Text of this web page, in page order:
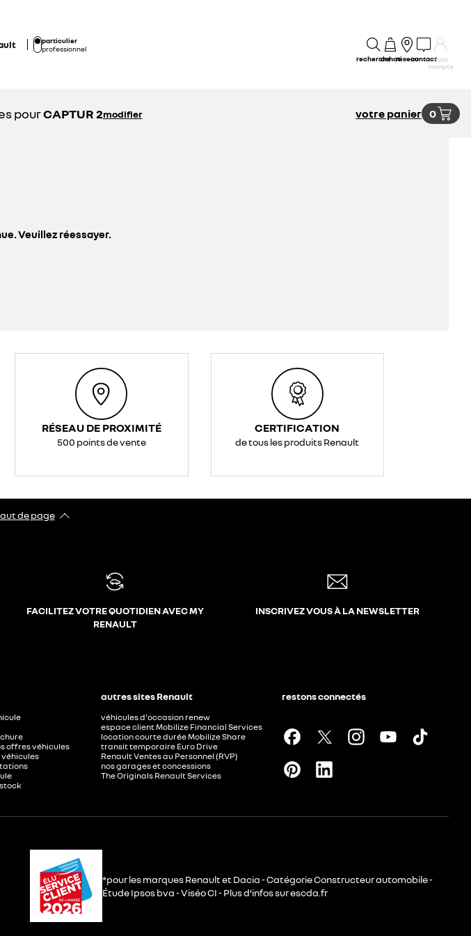
particulier
professionnel
rechercheachatréseaucontactmon
compte
pourCAPTUR 2modifier votre panier 0
Veuillez réessayer.
RÉSEAU DE PROXIMITÉ
500 points de vente
CERTIFICATION
de tous les produits Renault
de page​
FACILITEZ VOTRE QUOTIDIEN AVEC MY
RENAULT
INSCRIVEZ VOUS À LA NEWSLETTER
offres véhicules
autres sites Renault
véhicules d'occasion renew
espace client Mobilize Financial Services
location courte durée Mobilize Share
transit temporaire Euro Drive
Renault Ventes au Personnel (RVP)
nos garages et concessions
The Originals Renault Services
restons connectés
*pour les marques Renault et Dacia - Catégorie Constructeur automobile -
Étude Ipsos bva - Viséo CI - Plus d’infos sur escda.fr